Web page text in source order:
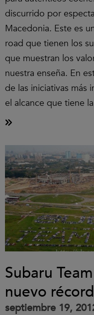
discurrido por
Macedonia. Este es
road que tienen los
que muestran los
nuestra enseña. En
de las iniciativas más
el alcance que tiene
Subaru
nuevo
septiembre 19,